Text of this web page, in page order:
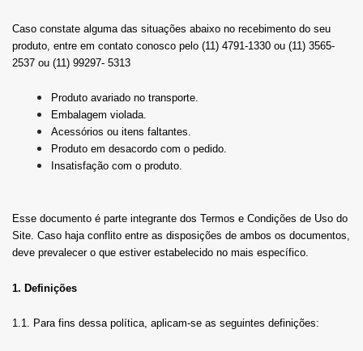
Caso constate alguma das situações abaixo no recebimento do seu
produto, entre em contato conosco pelo (11) 4791-1330 ou (11) 3565-
2537 ou (11) 99297- 5313
Produto avariado no transporte.
Embalagem violada.
Acessórios ou itens faltantes.
Produto em desacordo com o pedido.
Insatisfação com o produto.
Esse documento é parte integrante dos Termos e Condições de Uso do
Site. Caso haja conflito entre as disposições de ambos os documentos,
deve prevalecer o que estiver estabelecido no mais específico.
1. Definições
1.1. Para fins dessa política, aplicam-se as seguintes definições: